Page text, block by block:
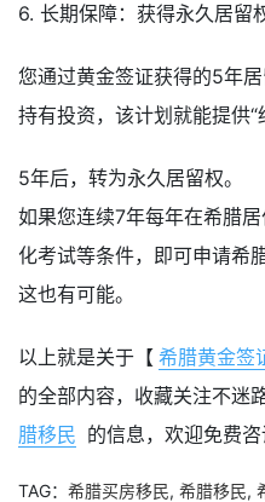
6. 长期保障：获得永久居留
您通过黄金签证获得的5年
持有投资，该计划就能提供“
5年后，转为永久居留权。
如果您连续7年每年在希腊
化考试等条件，​​即可申请希
这也有可能。
以上就是关于【 希腊黄金签
的全部内容，收藏关注不迷
腊移民 的信息，欢迎免费
TAG： 希腊买房移民, 希腊移民,